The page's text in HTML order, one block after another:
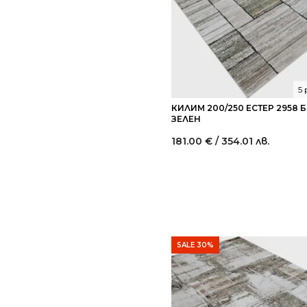
КИЛИМ 200/250 ЕСТЕР 2958
ЗЕЛЕН
5
181.00 € / 354.01 лв.
SALE 30%